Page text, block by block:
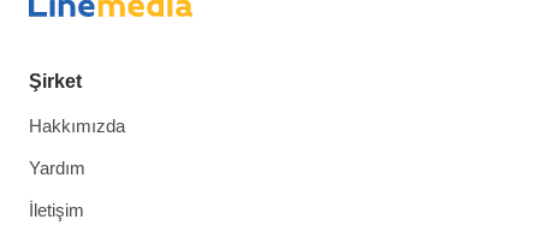
Şirket
Hakkımızda
Yardım
İletişim